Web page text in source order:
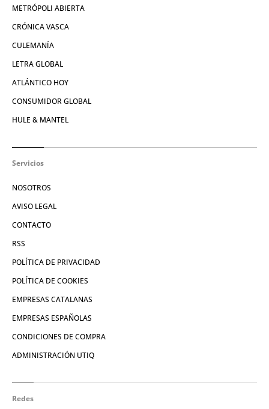
METRÓPOLI ABIERTA
CRÓNICA VASCA
CULEMANÍA
LETRA GLOBAL
ATLÁNTICO HOY
CONSUMIDOR GLOBAL
HULE & MANTEL
Servicios
NOSOTROS
AVISO LEGAL
CONTACTO
RSS
POLÍTICA DE PRIVACIDAD
POLÍTICA DE COOKIES
EMPRESAS CATALANAS
EMPRESAS ESPAÑOLAS
CONDICIONES DE COMPRA
ADMINISTRACIÓN UTIQ
Redes